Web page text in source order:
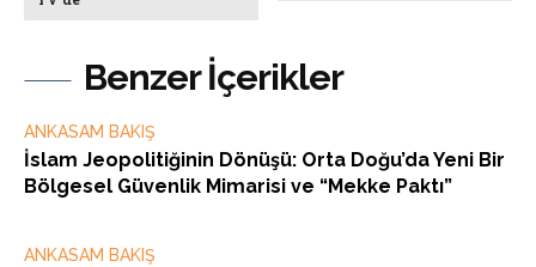
Benzer İçerikler
ANKASAM BAKIŞ
İslam Jeopolitiğinin Dönüşü: Orta Doğu’da Yeni Bir
Bölgesel Güvenlik Mimarisi ve “Mekke Paktı”
ANKASAM BAKIŞ